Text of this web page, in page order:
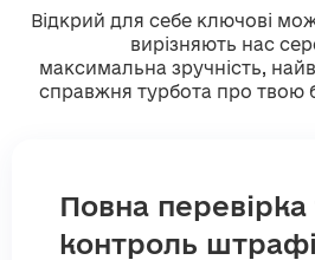
Відкрий для себе ключові
вирізняють нас
максимальна зручність,
справжня турбота про твою
Повна перевірка
контроль